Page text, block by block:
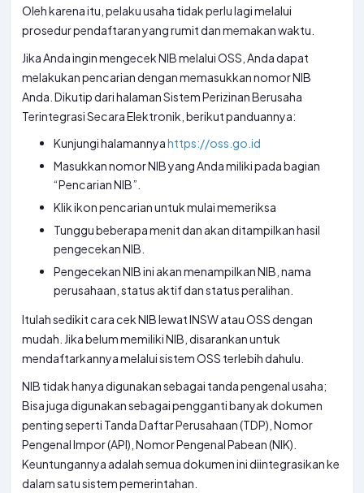
Oleh karena itu, pelaku usaha tidak perlu lagi melalui
prosedur pendaftaran yang rumit dan memakan waktu.
Jika Anda ingin mengecek NIB melalui OSS, Anda dapat
melakukan pencarian dengan memasukkan nomor NIB
Anda. Dikutip dari halaman Sistem Perizinan Berusaha
Terintegrasi Secara Elektronik, berikut panduannya:
Kunjungi halamannyahttps://oss.go.id
Masukkan nomor NIB yang Anda miliki pada bagian
“Pencarian NIB”.
Klik ikon pencarian untuk mulai memeriksa
Tunggu beberapa menit dan akan ditampilkan hasil
pengecekan NIB.
Pengecekan NIB ini akan menampilkan NIB, nama
perusahaan, status aktif dan status peralihan.
Itulah sedikit cara cek NIB lewat INSW atau OSS dengan
mudah. Jika belum memiliki NIB, disarankan untuk
mendaftarkannya melalui sistem OSS terlebih dahulu.
NIB tidak hanya digunakan sebagai tanda pengenal usaha;
Bisa juga digunakan sebagai pengganti banyak dokumen
penting seperti Tanda Daftar Perusahaan (TDP), Nomor
Pengenal Impor (API), Nomor Pengenal Pabean (NIK).
Keuntungannya adalah semua dokumen ini diintegrasikan ke
dalam satu sistem pemerintahan.